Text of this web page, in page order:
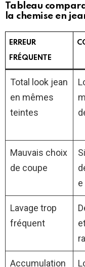
Tableau
la chemise en
ERREUR
FRÉQUENTE
Total look jean
en mêmes
teintes
Mauvais choix
de coupe
e
Lavage trop
fréquent
Accumulation